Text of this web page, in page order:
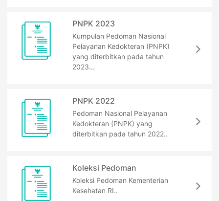
PNPK 2023
Kumpulan Pedoman Nasional
Pelayanan Kedokteran (PNPK)
yang diterbitkan pada tahun
2023...
PNPK 2022
Pedoman Nasional Pelayanan
Kedokteran (PNPK) yang
diterbitkan pada tahun 2022..
Koleksi Pedoman
Koleksi Pedoman Kementerian
Kesehatan RI..